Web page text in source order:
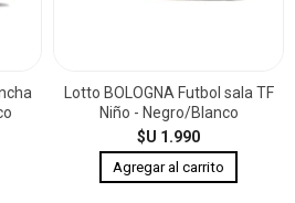
Lotto BOLOGNA Futbol sala TF
Niño - Negro/Blanco
$U 1.990